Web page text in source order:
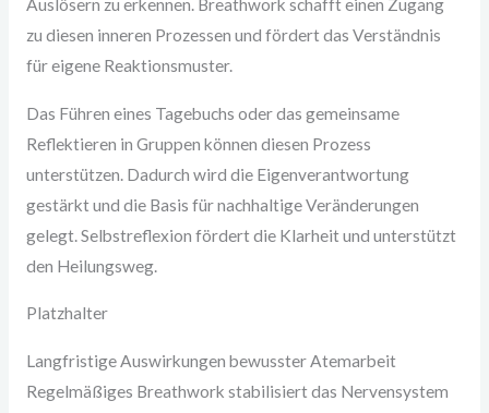
Auslösern zu erkennen. Breathwork schafft einen Zugang
zu diesen inneren Prozessen und fördert das Verständnis
für eigene Reaktionsmuster.
Das Führen eines Tagebuchs oder das gemeinsame
Reflektieren in Gruppen können diesen Prozess
unterstützen. Dadurch wird die Eigenverantwortung
gestärkt und die Basis für nachhaltige Veränderungen
gelegt. Selbstreflexion fördert die Klarheit und unterstützt
den Heilungsweg.
Platzhalter
Langfristige Auswirkungen bewusster Atemarbeit
Regelmäßiges Breathwork stabilisiert das Nervensystem